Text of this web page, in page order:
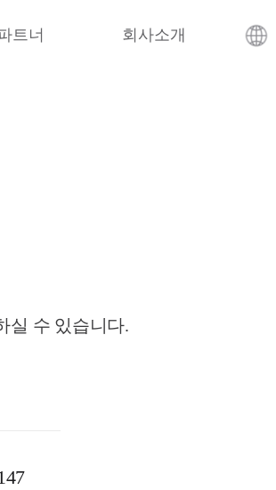
트너 회사소개
실 수 있습니다.